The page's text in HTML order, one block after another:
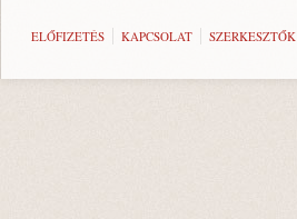
ELŐFIZETÉS KAPCSOLAT SZERKESZTŐK